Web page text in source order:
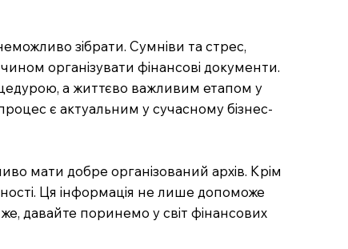
зібрати. Сумніви та стрес,
організувати фінансові документи.
а життєво важливим етапом у
є актуальним у сучасному бізнес-
мати добре організований архів. Крім
Ця інформація не лише допоможе
давайте поринемо у світ фінансових